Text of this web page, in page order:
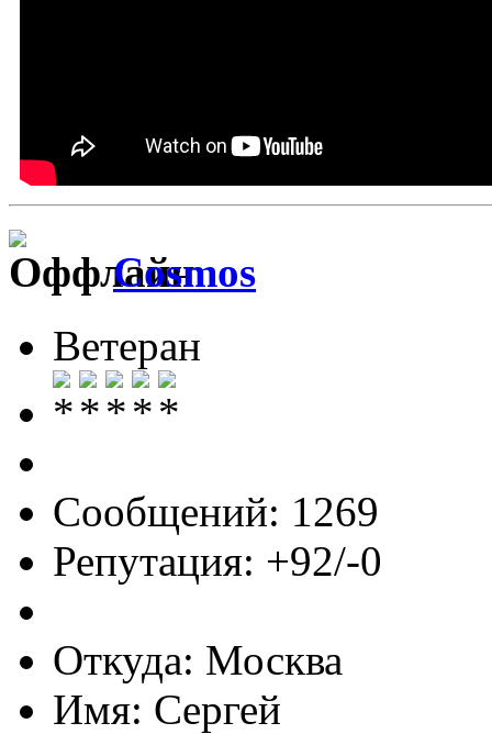
Cosmos
Ветеран
Сообщений: 1269
Репутация: +92/-0
Откуда: Москва
Имя: Сергей